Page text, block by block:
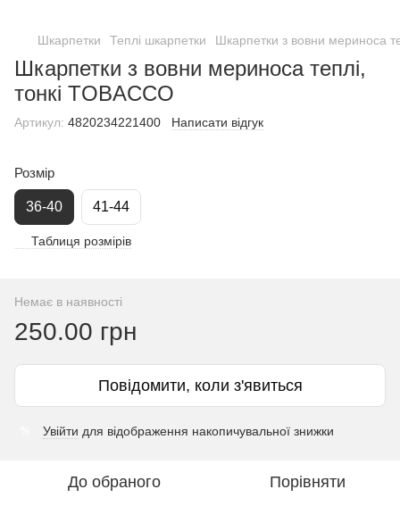
Шкарпетки Теплі шкарпетки Шкарпетки з вовни мериноса
Шкарпетки з вовни мериноса теплі,
тонкі TOBACCO
Артикул: 4820234221400 Написати відгук
Розмір
36-40 41-44
Таблиця розмірів
Немає в наявності
250.00 грн
Повідомити, коли з'явиться
Увійти для відображення накопичувальної знижки
До обраного Порівняти